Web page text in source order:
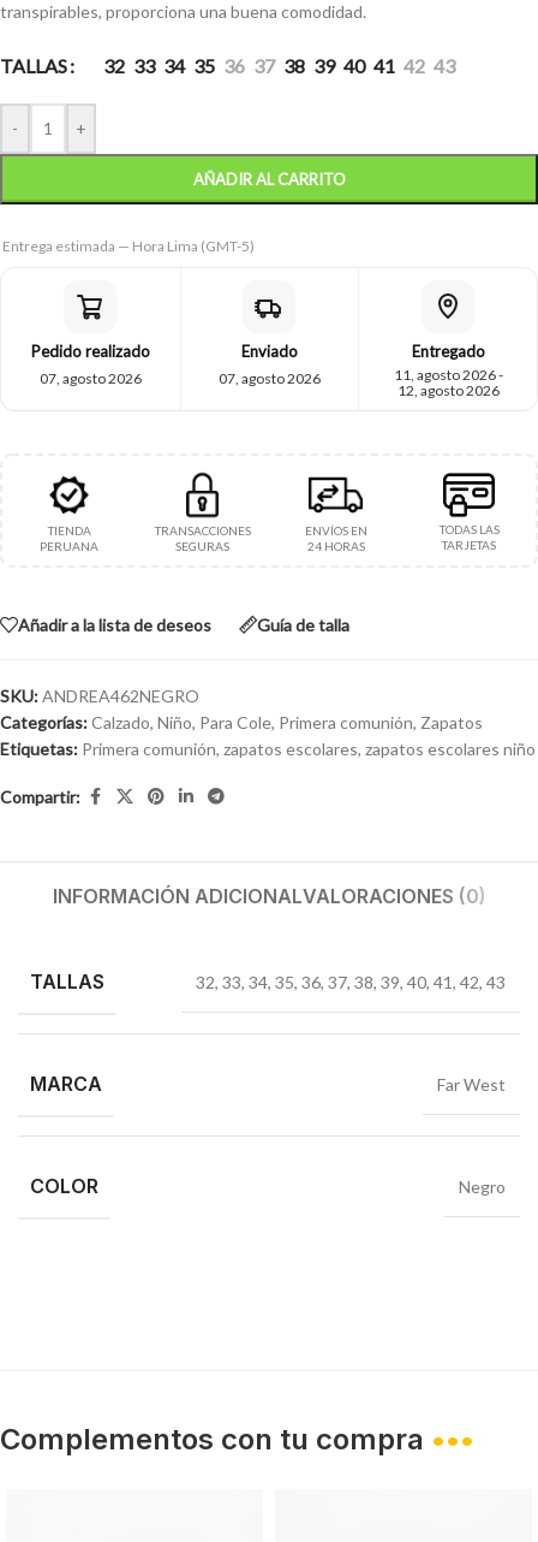
transpirables, proporciona una buena comodidad.
TALLAS 32 33 34 35 36 37 38 39 40 41 42 43
- +
AÑADIR AL CARRITO
Entrega estimada — Hora Lima (GMT-5)
Pedido realizado
07, agosto 2026
Enviado
07, agosto 2026
Entregado
11, agosto 2026 -
12, agosto 2026
TIENDA
PERUANA
TRANSACCIONES
SEGURAS
ENVÍOS EN
24 HORAS
TODAS LAS
TARJETAS
Añadir a la lista de deseos Guía de talla
SKU:ANDREA462NEGRO
Categorías:Calzado, Niño, Para Cole, Primera comunión, Zapatos
Etiquetas: Primera comunión, zapatos escolares, zapatos escolares niño
Compartir:
INFORMACIÓN ADICIONALVALORACIONES (0)
TALLAS 32, 33, 34, 35, 36, 37, 38, 39, 40, 41, 42, 43
MARCA Far West
COLOR Negro
Complementos con tu compra •••